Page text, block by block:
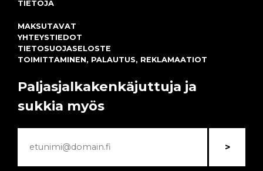
TIETOJA
MAKSUTAVAT
YHTEYSTIEDOT
TIETOSUOJASELOSTE
TOIMITTAMINEN, PALAUTUS, REKLAMAATIOT
Paljasjalkakenkäjuttuja ja
sukkia myös
>